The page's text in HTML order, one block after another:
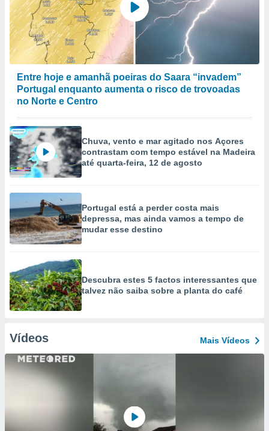
Entre hoje e amanhã poeiras do Saara “invadem”
Portugal enquanto aumenta o risco de trovoadas
no Norte e Centro
Chuva, vento e mar agitado nos Açores
contrastam com tempo estável na Madeira
até quarta-feira, 12 de agosto
Portugal está a perder costa mais
depressa, mas ainda vamos a tempo de
mudar esse destino
Descubra estes 5 factos interessantes que
talvez não saiba sobre a planta do café
Vídeos Mais Vídeos